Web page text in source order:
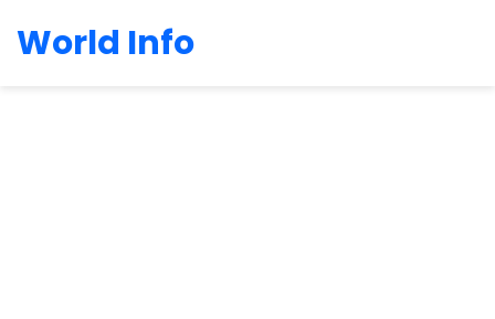
World Info